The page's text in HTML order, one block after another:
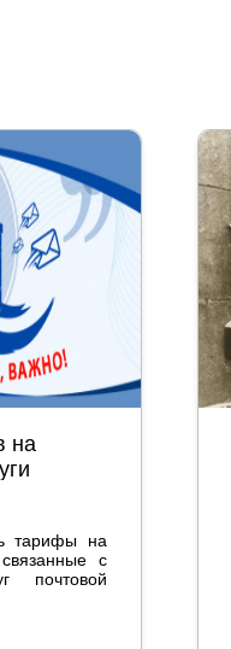
на
тарифы на
с
почтовой